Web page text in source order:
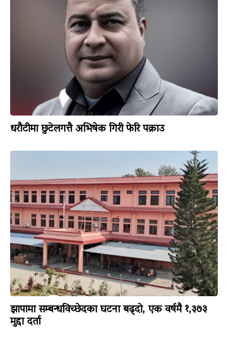
धरौटीमा छुटेलगत्तै अभिषेक गिरी फेरि पक्राउ
झापामा सम्बन्धविच्छेदका घटना बढ्दो, एक वर्षमै १,३७३
मुद्दा दर्ता